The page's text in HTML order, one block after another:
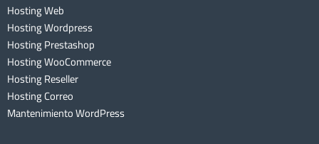
Hosting Web
Hosting Wordpress
Hosting Prestashop
Hosting WooCommerce
Hosting Reseller
Hosting Correo
Mantenimiento WordPress